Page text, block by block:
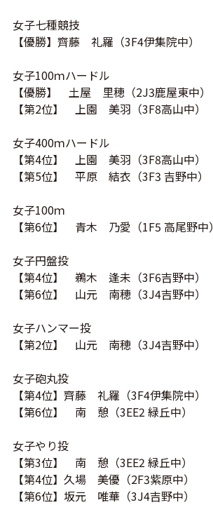
女子七種競技
【優勝】齊藤 礼羅（3F4伊集院中）
女子100ｍハードル
【優勝】 土屋 里穂（2J3鹿屋東中）
【第2位】 上園 美羽（3F8高山中）
女子400ｍハードル
【第4位】 上園 美羽（3F8高山中）
【第5位】 平原 結衣（3F3 吉野中）
女子100ｍ
【第6位】 青木 乃愛（1F5 高尾野中）
女子円盤投
【第4位】 鵜木 逢未（3F6吉野中）
【第6位】 山元 南穂（3J4吉野中）
女子ハンマー投
【第2位】 山元 南穂（3J4吉野中）
女子砲丸投
【第4位】齊藤 礼羅（3F4伊集院中）
【第6位】 南 憩（3EE2 緑丘中）
女子やり投
【第3位】 南 憩（3EE2 緑丘中）
【第4位】久場 美優（2F3紫原中）
【第6位】坂元 唯華（3J4吉野中）